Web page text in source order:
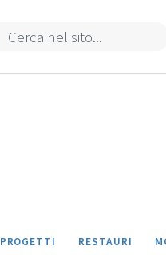
PROGETTI RESTAURI